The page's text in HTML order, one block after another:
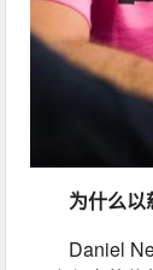
为什么以
Daniel